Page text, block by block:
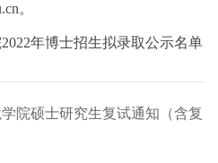
。
年博士招生拟录取公示名单
学院硕士研究生复试通知（含复